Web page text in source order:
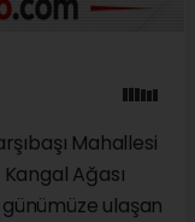
Mahallesi
Ağası
ulaşan